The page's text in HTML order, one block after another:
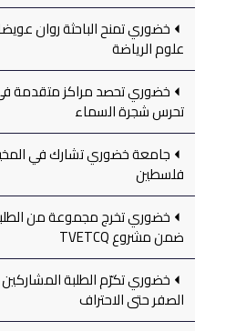
خضوري تمنح الباحثة روان
علوم الرياضة
خضوري تحصد مراكز متقدمة
تحرس شجرة السماء
جامعة خضوري تشارك في
فلسطين
خضوري تخرج مجموعة من
ضمن مشروع TVETCQ
خضوري تكرّم الطلبة
الصفر حتى الاحتراف